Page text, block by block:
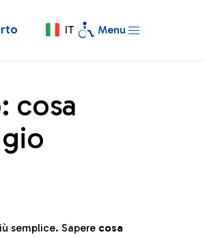
IT Menu
cosa
semplice. Sapere cosa